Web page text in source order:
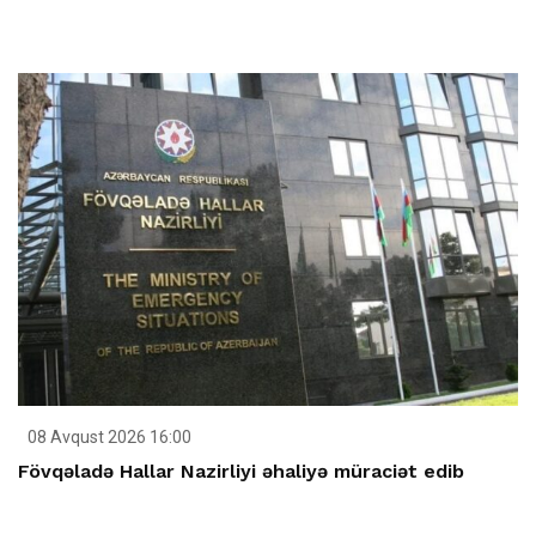
08 Avqust 2026 16:00
Fövqəladə Hallar Nazirliyi əhaliyə müraciət edib